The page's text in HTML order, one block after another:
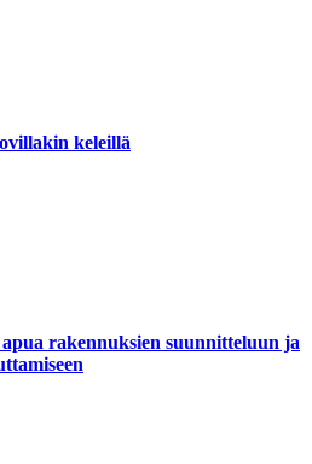
keleillä
rakennuksien suunnitteluun ja